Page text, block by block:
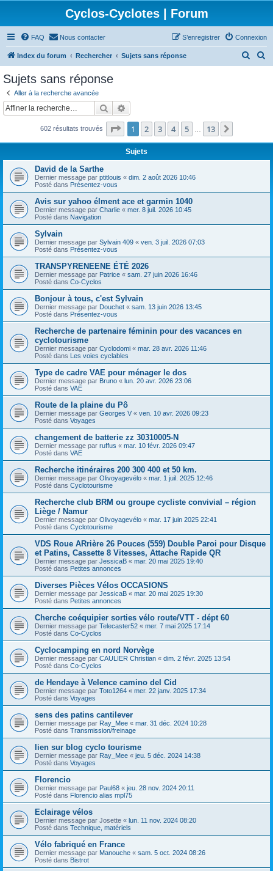
Cyclos-Cyclotes | Forum
FAQ Nous contacter Connexion
S’enregistrer
Index du forum Rechercher Sujets sans réponse
c
c
Sujets sans réponse
Aller à la recherche avancée
Rechercher
602 résultats trouvés Page 1sur13
1 2 3 4 5 13
Sujets
David de la Sarthe
Dernier message par ptitlouis « dim. 2 août 2026 10:46
Posté dans Présentez-vous
Avis sur yahoo élment ace et garmin 1040
Dernier message par Charlie « mer. 8 juil. 2026 10:45
Posté dans Navigation
Sylvain
Dernier message par Sylvain 409 « ven. 3 juil. 2026 07:03
Posté dans Présentez-vous
TRANSPYRENEENE ÉTÉ 2026
Dernier message par Patrice « sam. 27 juin 2026 16:46
Posté dans Co-Cyclos
Bonjour à tous, c'est Sylvain
Dernier message par Douchet « sam. 13 juin 2026 13:45
Posté dans Présentez-vous
Recherche de partenaire féminin pour des vacances en
cyclotourisme
Dernier message par Cyclodomi « mar. 28 avr. 2026 11:46
Posté dans Les voies cyclables
Type de cadre VAE pour ménager le dos
Dernier message par Bruno « lun. 20 avr. 2026 23:06
Posté dans VAE
Route de la plaine du Pô
Dernier message par Georges V « ven. 10 avr. 2026 09:23
Posté dans Voyages
changement de batterie zz 30310005-N
Dernier message par ruffus « mar. 10 févr. 2026 09:47
Posté dans VAE
Recherche itinéraires 200 300 400 et 50 km.
Dernier message par Olivoyagevélo « mar. 1 juil. 2025 12:46
Posté dans Cyclotourisme
Recherche club BRM ou groupe cycliste convivial – région
Liège / Namur
Dernier message par Olivoyagevélo « mar. 17 juin 2025 22:41
Posté dans Cyclotourisme
VDS Roue ARrière 26 Pouces (559) Double Paroi pour Disque
et Patins, Cassette 8 Vitesses, Attache Rapide QR
Dernier message par JessicaB « mar. 20 mai 2025 19:40
Posté dans Petites annonces
Diverses Pièces Vélos OCCASIONS
Dernier message par JessicaB « mar. 20 mai 2025 19:30
Posté dans Petites annonces
Cherche coéquipier sorties vélo route/VTT - dépt 60
Dernier message par Telecaster52 « mer. 7 mai 2025 17:14
Posté dans Co-Cyclos
Cyclocamping en nord Norvège
Dernier message par CAULIER Christian « dim. 2 févr. 2025 13:54
Posté dans Co-Cyclos
de Hendaye à Velence camino del Cid
Dernier message par Toto1264 « mer. 22 janv. 2025 17:34
Posté dans Voyages
sens des patins cantilever
Dernier message par Ray_Mee « mar. 31 déc. 2024 10:28
Posté dans Transmission/freinage
lien sur blog cyclo tourisme
Dernier message par Ray_Mee « jeu. 5 déc. 2024 14:38
Posté dans Voyages
Florencio
Dernier message par Paul68 « jeu. 28 nov. 2024 20:11
Posté dans Florencio alias mpl75
Eclairage vélos
Dernier message par Josette « lun. 11 nov. 2024 08:20
Posté dans Technique, matériels
Vélo fabriqué en France
Dernier message par Manouche « sam. 5 oct. 2024 08:26
Posté dans Bistrot